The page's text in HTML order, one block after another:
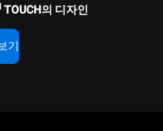
TOUCH의 디자인
기